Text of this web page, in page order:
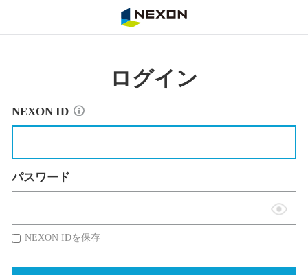
ログイン
NEXON ID
パスワード
表
替
NEXON IDを保存